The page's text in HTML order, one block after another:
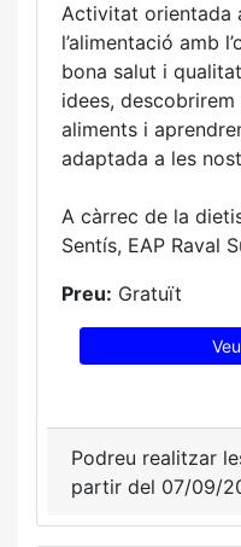
Activitat orientada
l’alimentació amb
bona salut i
idees,
aliments i
adaptada a les
A càrrec de la
Sentís, EAP Raval
Preu: Gratuït
Podreu realitzar
partir del 07/09/